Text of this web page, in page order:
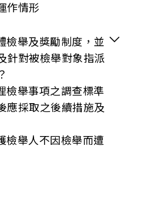
守則差異情形及原因
計制度及內部控制制
守則差異情形及原因
，並透過不同主題傳
員工進行誠信經營教
經營教育」，上課共
共計420小時。
守則差異情形及原因
作情形
檢舉及獎勵制度，並
針對被檢舉對象指派
檢舉事項之調查標準
應採取之後續措施及
檢舉人不因檢舉而遭